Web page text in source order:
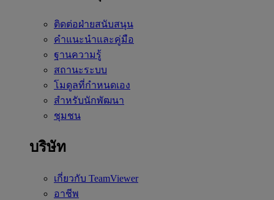
ติดต่อฝ่ายสนับสนุน
คำแนะนำและคู่มือ
ฐานความรู้
สถานะระบบ
โมดูลที่กำหนดเอง
สำหรับนักพัฒนา
ชุมชน
บริษัท
เกี่ยวกับ TeamViewer
อาชีพ